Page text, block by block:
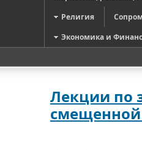
Религия
Экономика и
Лекции по
смещенной